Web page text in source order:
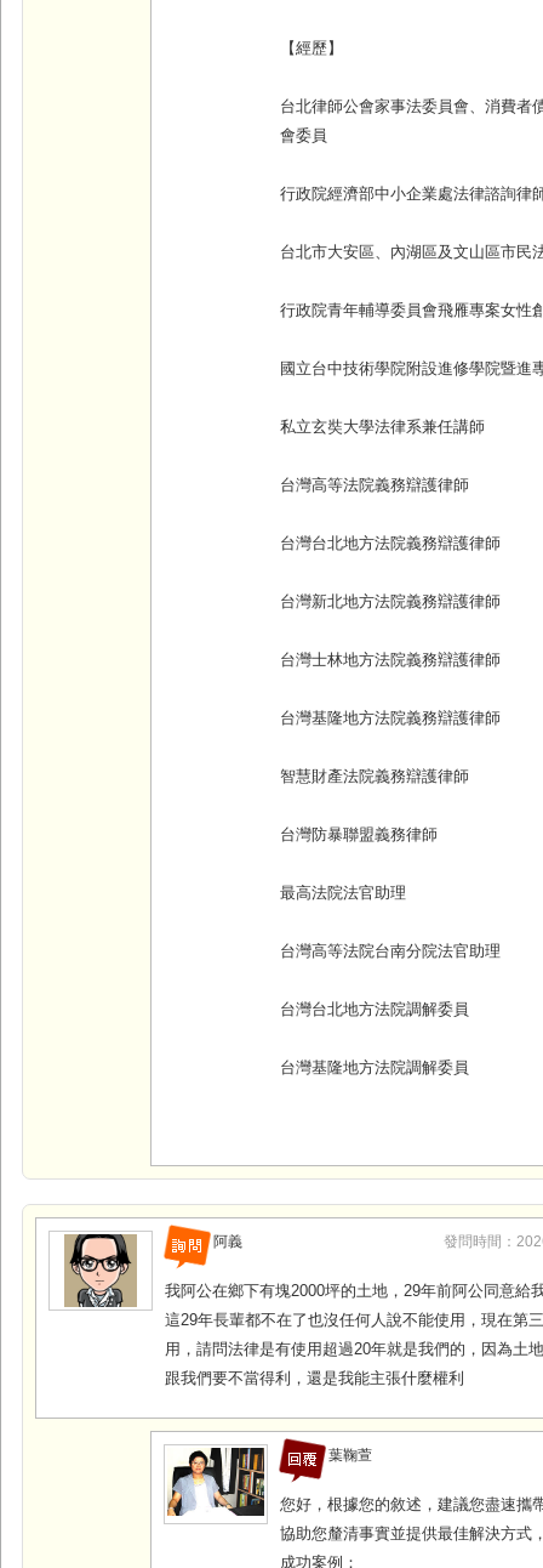
【經歷】
台北律師公會家事法委員會、消費者
會委員
行政院經濟部中小企業處法律諮詢律
台北市大安區、內湖區及文山區市民
行政院青年輔導委員會飛雁專案女性
國立台中技術學院附設進修學院暨進
私立玄奘大學法律系兼任講師
台灣高等法院義務辯護律師
台灣台北地方法院義務辯護律師
台灣新北地方法院義務辯護律師
台灣士林地方法院義務辯護律師
台灣基隆地方法院義務辯護律師
智慧財產法院義務辯護律師
台灣防暴聯盟義務律師
最高法院法官助理
台灣高等法院台南分院法官助理
台灣台北地方法院調解委員
台灣基隆地方法院調解委員
阿義 發問時間：
我阿公在鄉下有塊2000坪的土地，29年前阿公同意給
這29年長輩都不在了也沒任何人說不能使用，現在第
用，請問法律是有使用超過20年就是我們的，因為土
跟我們要不當得利，還是我能主張什麼權利
葉鞠萱
您好，根據您的敘述，建議您盡速攜
協助您釐清事實並提供最佳解決方式
成功案例：